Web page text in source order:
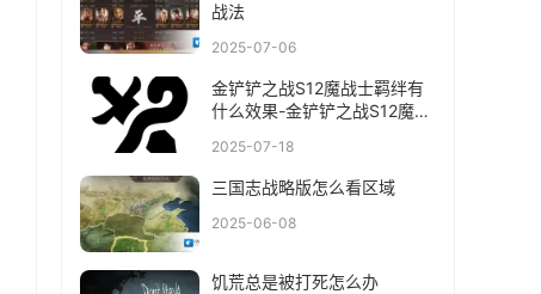
战法
2025-07-06
金铲铲之战S12魔战士羁绊有
什么效果-金铲铲之战S12魔战
2025-07-18
三国志战略版怎么看区域
2025-06-08
饥荒总是被打死怎么办